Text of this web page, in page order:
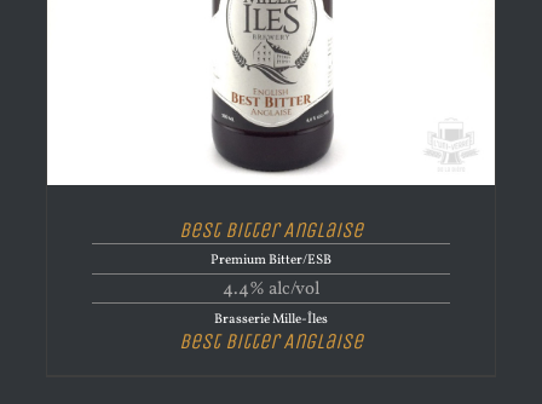
Best Bitter Anglaise
Premium Bitter/ESB
4.4% alc/vol
Brasserie Mille-Îles
Best Bitter Anglaise